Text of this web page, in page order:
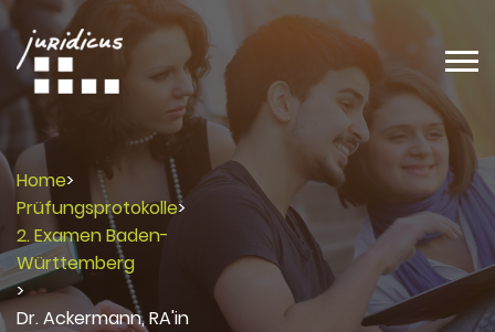
Home>
Prüfungsprotokolle>
2. Examen Baden-
Württemberg
>
Dr. Ackermann, RA'in